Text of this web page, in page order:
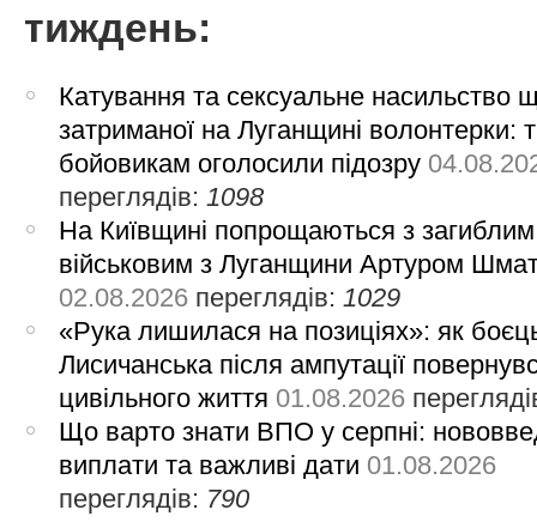
тиждень:
Катування та сексуальне насильство
затриманої на Луганщині волонтерки:
бойовикам оголосили підозру
переглядів: 1098
На Київщині попрощаються з загиблим
військовим з Луганщини Артуром
02.08.2026 переглядів: 1029
«Рука лишилася на позиціях»: як
Лисичанська після ампутації
цивільного життя 01.08.2026
Що варто знати ВПО у серпні:
виплати та важливі дати 01.08.2026
переглядів: 790